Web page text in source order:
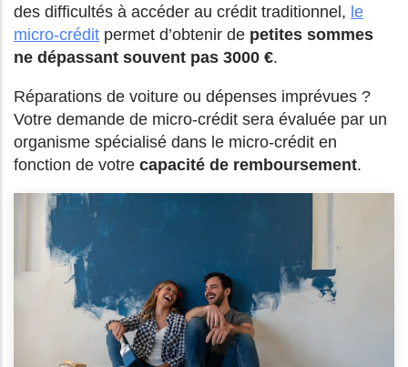
des difficultés à accéder au crédit traditionnel, le
micro-crédit permet d’obtenir de petites sommes
ne dépassant souvent pas 3000 €.
Réparations de voiture ou dépenses imprévues ?
Votre demande de micro-crédit sera évaluée par un
organisme spécialisé dans le micro-crédit en
fonction de votre capacité de remboursement.